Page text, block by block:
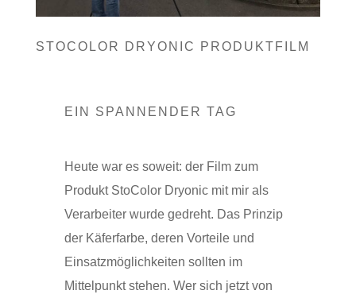
STOCOLOR DRYONIC PRODUKTFILM
EIN SPANNENDER TAG
Heute war es soweit: der Film zum
Produkt StoColor Dryonic mit mir als
Verarbeiter wurde gedreht. Das Prinzip
der Käferfarbe, deren Vorteile und
Einsatzmöglichkeiten sollten im
Mittelpunkt stehen. Wer sich jetzt von